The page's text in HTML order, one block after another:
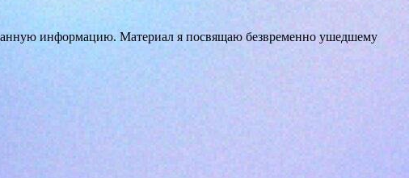
информацию. Материал я посвящаю безвременно ушедшему